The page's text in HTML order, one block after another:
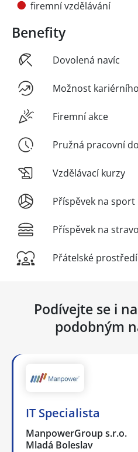
firemní vzdělávání
Benefity
Dovolená navíc
Možnost
Firemní akce
Pružná pracovní
Vzdělávací kurzy
Příspěvek na sport
Příspěvek na
Přátelské prostředí
Podívejte se i
podobným
IT Specialista
ManpowerGroup s.r.o.
Mladá Boleslav